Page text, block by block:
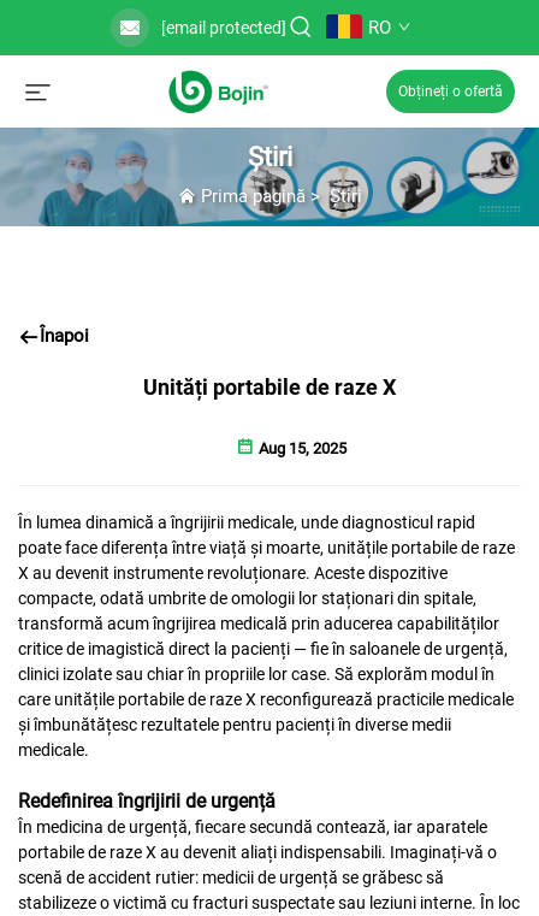
[email protected] RO
Obțineți o ofertă
Știri
Prima pagină>Știri
Înapoi
Unități portabile de raze X
Aug 15, 2025
În lumea dinamică a îngrijirii medicale, unde diagnosticul rapid
poate face diferența între viață și moarte, unitățile portabile de raze
X au devenit instrumente revoluționare. Aceste dispozitive
compacte, odată umbrite de omologii lor staționari din spitale,
transformă acum îngrijirea medicală prin aducerea capabilităților
critice de imagistică direct la pacienți — fie în saloanele de urgență,
clinici izolate sau chiar în propriile lor case. Să explorăm modul în
care unitățile portabile de raze X reconfigurează practicile medicale
și îmbunătățesc rezultatele pentru pacienți în diverse medii
medicale.
Redefinirea îngrijirii de urgență
În medicina de urgență, fiecare secundă contează, iar aparatele
portabile de raze X au devenit aliați indispensabili. Imaginați-vă o
scenă de accident rutier: medicii de urgență se grăbesc să
stabilizeze o victimă cu fracturi suspectate sau leziuni interne. În loc